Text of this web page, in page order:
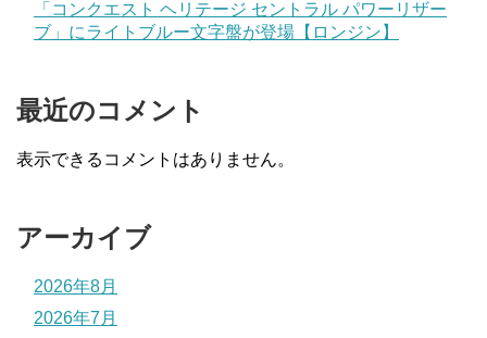
「コンクエスト ヘリテージ セントラル パワーリザー
ブ」にライトブルー文字盤が登場【ロンジン】
最近のコメント
表示できるコメントはありません。
アーカイブ
2026年8月
2026年7月